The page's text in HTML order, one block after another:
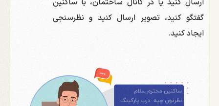
ارسال کنید یا در کانال ساختمان، با ساکنین
گفتگو کنید، تصویر ارسال کنید و نظرسنجی
ایجاد کنید.